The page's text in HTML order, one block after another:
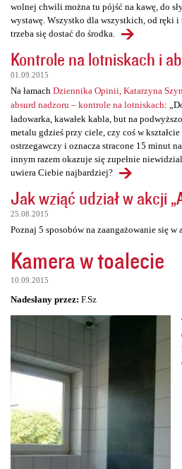
wolnej chwili można tu pójść na kawę, do
wystawę. Wszystko dla wszystkich, od ręki
trzeba się dostać do środka.
Kontrole na lotniskach i
01.09.2015
Na łamach Dziennika Opinii, Katarzyna
absurd nadzoru – kontrole na lotniskach:
ładowarka, kawałek kabla, but na
metalu gdzieś przy ciele, czy coś w
ostrzegawczy i oznacza stracone 15 minut
innym razem okazuje się zupełnie
uwiera Ciebie najbardziej?
Jak wziąć udział w akcji
25.08.2015
Poznaj 5 sposobów na zaangażowanie się w
Kamera w toalecie
10.09.2015
Nadesłany przez: F.Sz